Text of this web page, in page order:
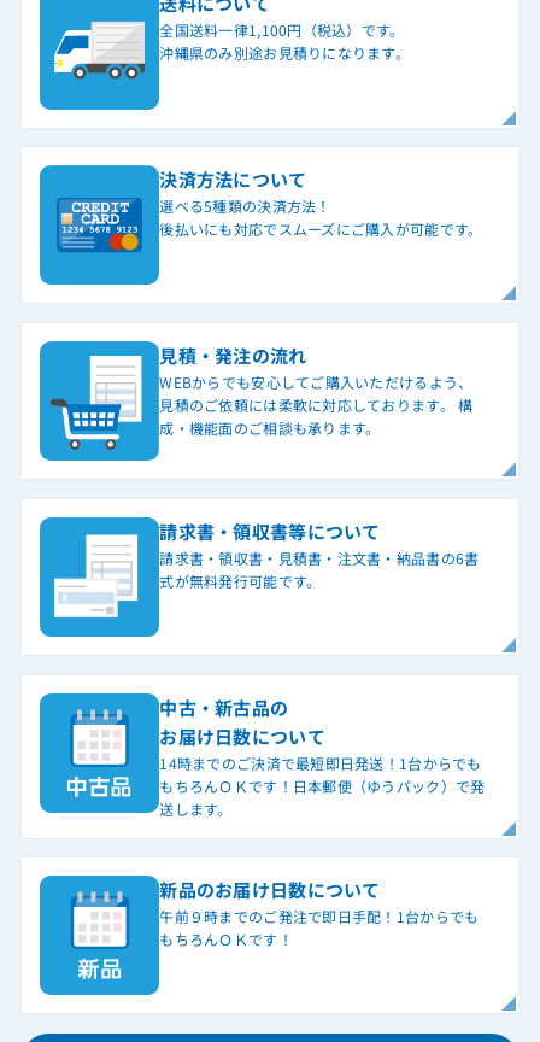
全国送料一律1,100円（税込）です。
沖縄県のみ別途お見積りになります。
決済方法について
選べる5種類の決済方法！
後払いにも対応でスムーズにご購入が可能です。
見積・発注の流れ
WEBからでも安心してご購入いただけるよう、
見積のご依頼には柔軟に対応しております。 構
成・機能面のご相談も承ります。
請求書・領収書等について
請求書・領収書・見積書・注文書・納品書の6書
式が無料発行可能です。
中古・新古品の
お届け日数について
14時までのご決済で最短即日発送！1台からでも
もちろんＯＫです！日本郵便（ゆうパック）で発
送します。
新品のお届け日数について
午前９時までのご発注で即日手配！1台からでも
もちろんＯＫです！